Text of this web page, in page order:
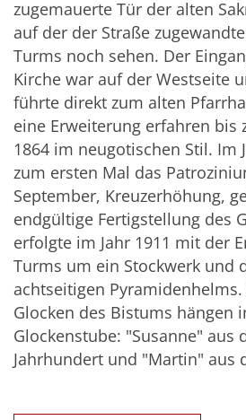
zugemauerte Tür der alten
auf der der Straße
Turms noch sehen. Der
Kirche war auf der Westseite
führte direkt zum alten
eine Erweiterung erfahren bis
1864 im neugotischen Stil. Im
zum ersten Mal das
September, Kreuzerhöhung,
endgültige Fertigstellung des
erfolgte im Jahr 1911 mit der
Turms um ein Stockwerk und
achtseitigen
Glocken des Bistums hängen
Glockenstube: "Susanne" aus
Jahrhundert und "Martin" aus